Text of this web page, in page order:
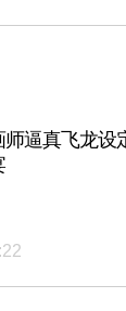
师逼真飞龙